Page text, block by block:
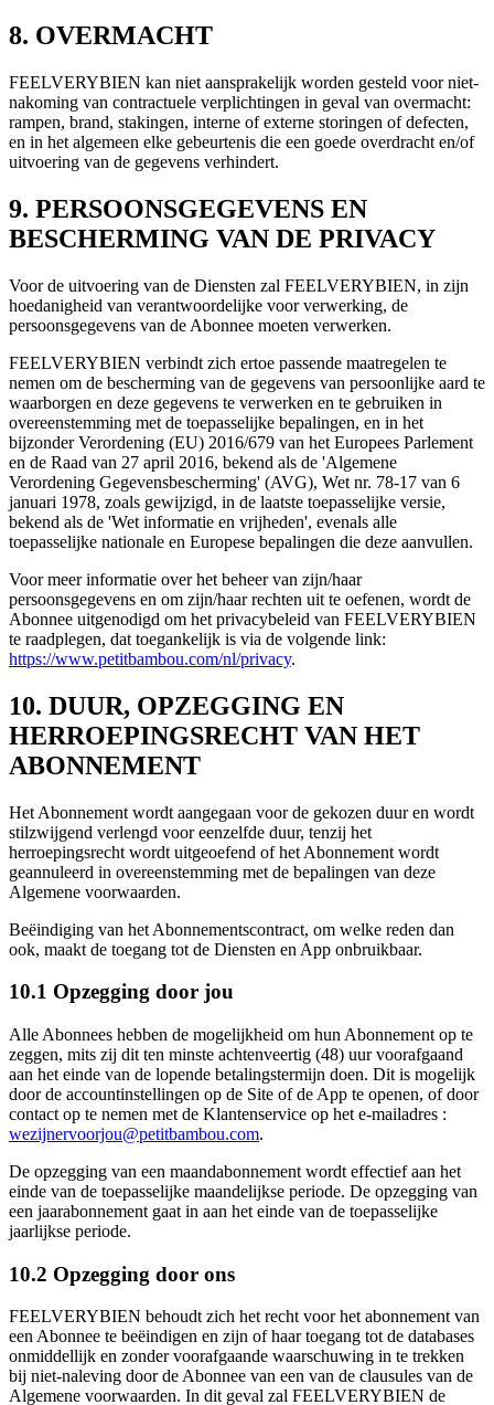
8. OVERMACHT
FEELVERYBIEN kan niet aansprakelijk worden gesteld voor niet-
nakoming van contractuele verplichtingen in geval van overmacht:
rampen, brand, stakingen, interne of externe storingen of defecten,
en in het algemeen elke gebeurtenis die een goede overdracht en/of
uitvoering van de gegevens verhindert.
9. PERSOONSGEGEVENS EN
BESCHERMING VAN DE PRIVACY
Voor de uitvoering van de Diensten zal FEELVERYBIEN, in zijn
hoedanigheid van verantwoordelijke voor verwerking, de
persoonsgegevens van de Abonnee moeten verwerken.
FEELVERYBIEN verbindt zich ertoe passende maatregelen te
nemen om de bescherming van de gegevens van persoonlijke aard te
waarborgen en deze gegevens te verwerken en te gebruiken in
overeenstemming met de toepasselijke bepalingen, en in het
bijzonder Verordening (EU) 2016/679 van het Europees Parlement
en de Raad van 27 april 2016, bekend als de 'Algemene
Verordening Gegevensbescherming' (AVG), Wet nr. 78-17 van 6
januari 1978, zoals gewijzigd, in de laatste toepasselijke versie,
bekend als de 'Wet informatie en vrijheden', evenals alle
toepasselijke nationale en Europese bepalingen die deze aanvullen.
Voor meer informatie over het beheer van zijn/haar
persoonsgegevens en om zijn/haar rechten uit te oefenen, wordt de
Abonnee uitgenodigd om het privacybeleid van FEELVERYBIEN
te raadplegen, dat toegankelijk is via de volgende link:
https://www.petitbambou.com/nl/privacy.
10. DUUR, OPZEGGING EN
HERROEPINGSRECHT VAN HET
ABONNEMENT
Het Abonnement wordt aangegaan voor de gekozen duur en wordt
stilzwijgend verlengd voor eenzelfde duur, tenzij het
herroepingsrecht wordt uitgeoefend of het Abonnement wordt
geannuleerd in overeenstemming met de bepalingen van deze
Algemene voorwaarden.
Beëindiging van het Abonnementscontract, om welke reden dan
ook, maakt de toegang tot de Diensten en App onbruikbaar.
10.1 Opzegging door jou
Alle Abonnees hebben de mogelijkheid om hun Abonnement op te
zeggen, mits zij dit ten minste achtenveertig (48) uur voorafgaand
aan het einde van de lopende betalingstermijn doen. Dit is mogelijk
door de accountinstellingen op de Site of de App te openen, of door
contact op te nemen met de Klantenservice op het e-mailadres :
wezijnervoorjou@petitbambou.com.
De opzegging van een maandabonnement wordt effectief aan het
einde van de toepasselijke maandelijkse periode. De opzegging van
een jaarabonnement gaat in aan het einde van de toepasselijke
jaarlijkse periode.
10.2 Opzegging door ons
FEELVERYBIEN behoudt zich het recht voor het abonnement van
een Abonnee te beëindigen en zijn of haar toegang tot de databases
onmiddellijk en zonder voorafgaande waarschuwing in te trekken
bij niet-naleving door de Abonnee van een van de clausules van de
Algemene voorwaarden. In dit geval zal FEELVERYBIEN de